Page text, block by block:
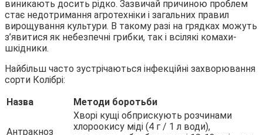
виникають досить рідко. Зазвичай причиною проблем
стає недотримання агротехніки і загальних правил
вирощування культури. В такому разі на грядках можуть
з’явитися як небезпечні грибки, так і всілякі комахи-
шкідники.
Найбільш часто зустрічаються інфекційні захворювання
сорти Колібрі:
Назва
Методи боротьби
Антракноз
Хворі кущі обприскують розчинами
хлороокису міді (4 г / 1 л води),